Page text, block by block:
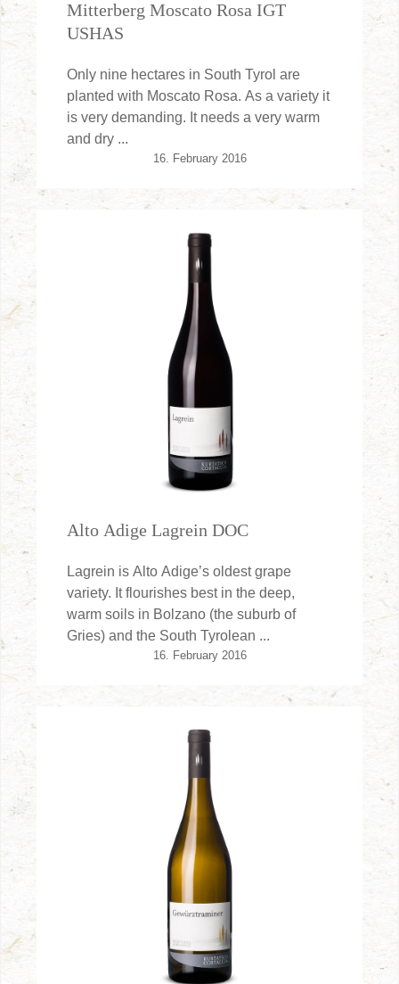
Mitterberg Moscato Rosa IGT
USHAS
Only nine hectares in South Tyrol are
planted with Moscato Rosa. As a variety it
is very demanding. It needs a very warm
and dry ...
16. February 2016
Alto Adige Lagrein DOC
Lagrein is Alto Adige’s oldest grape
variety. It flourishes best in the deep,
warm soils in Bolzano (the suburb of
Gries) and the South Tyrolean ...
16. February 2016